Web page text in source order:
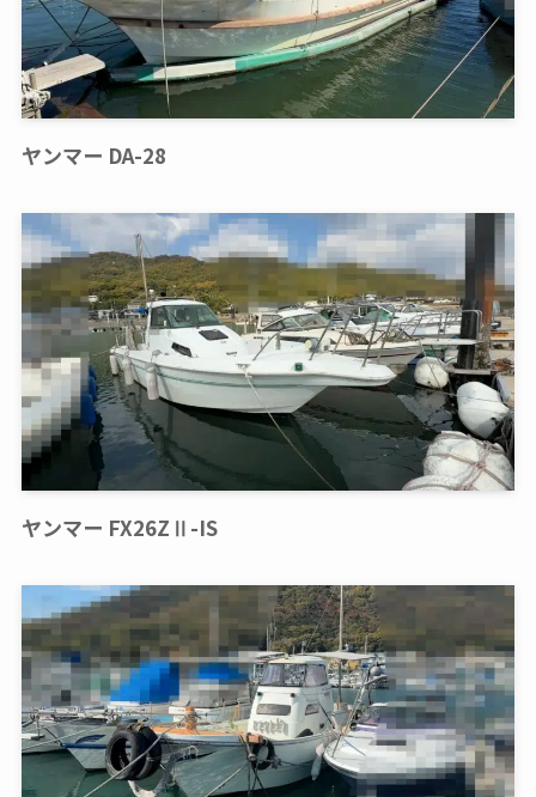
ヤンマー DA-28
ヤンマー FX26ZⅡ-IS